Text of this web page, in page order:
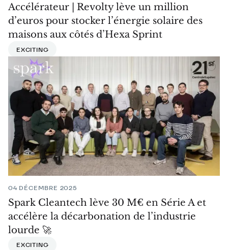
Accélérateur | Revolty lève un million
d’euros pour stocker l’énergie solaire des
maisons aux côtés d’Hexa Sprint
EXCITING
04 DÉCEMBRE 2025
Spark Cleantech lève 30 M€ en Série A et
accélère la décarbonation de l’industrie
lourde 🚀
EXCITING